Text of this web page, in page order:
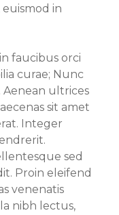
in
faucibus orci
curae; Nunc
Aenean ultrices
sit amet
Integer
sed
Proin eleifend
venenatis
nibh lectus,